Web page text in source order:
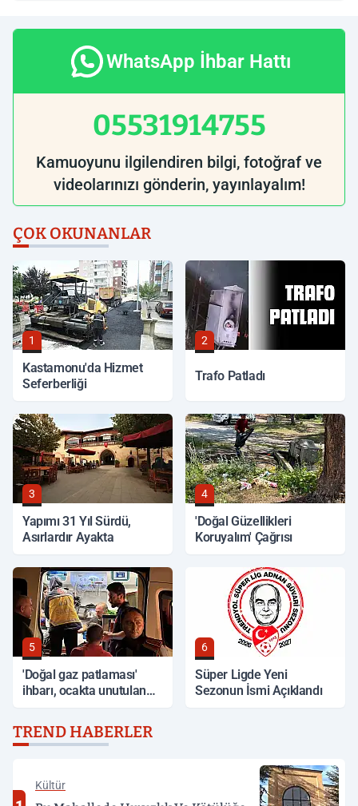
WhatsApp İhbar Hattı
05531914755
Kamuoyunu ilgilendiren bilgi, fotoğraf ve
videolarınızı gönderin, yayınlayalım!
ÇOK OKUNANLAR
1
Kastamonu'da Hizmet
Seferberliği
2
Trafo Patladı
3
Yapımı 31 Yıl Sürdü,
Asırlardır Ayakta
4
'Doğal Güzellikleri
Koruyalım' Çağrısı
5
'Doğal gaz patlaması'
ihbarı, ocakta unutulan
6
Süper Ligde Yeni
Sezonun İsmi Açıklandı
TREND HABERLER
Kültür